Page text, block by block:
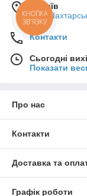
м. Київ
вул.
Контакти
Сьогодні
Показати
Про нас
Контакти
Доставка та
Графік роботи
КНОПКА
ЗВ'ЯЗКУ